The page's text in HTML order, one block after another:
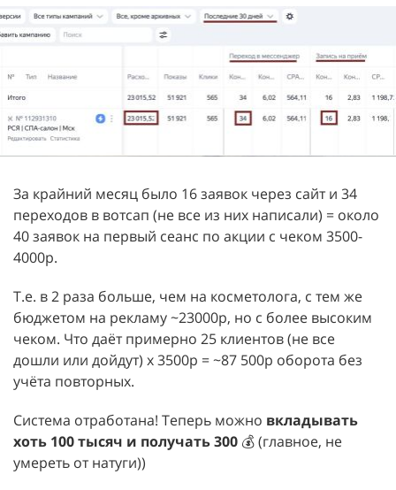
За крайний месяц было 16 заявок через сайт и 34
переходов в вотсап (не все из них написали) = около
40 заявок на первый сеанс по акции с чеком 3500-
4000р.
Т.е. в 2 раза больше, чем на косметолога, с тем же
бюджетом на рекламу ~23000р, но с более высоким
чеком. Что даёт примерно 25 клиентов (не все
дошли или дойдут) х 3500р = ~87 500р оборота без
учёта повторных.
Система отработана! Теперь можно вкладывать
хоть 100 тысяч и получать 300 💰 (главное, не
умереть от натуги))